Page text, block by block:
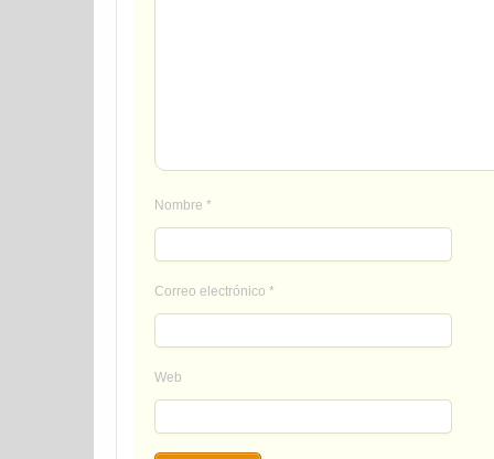
Nombre *
Correo electrónico *
Web